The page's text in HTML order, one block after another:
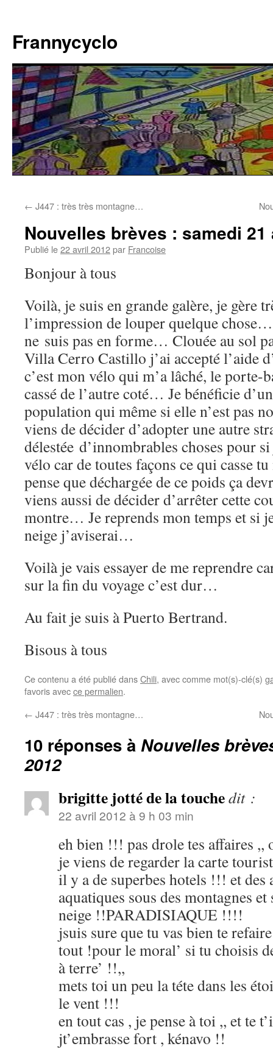
contenu
Frannycyclo
← J447 : très très montagne…
Nouvelles brèves : samedi 21
Publié le22 avril 2012par Francoise
Bonjour à tous
Voilà, je suis en grande galère, je gère
l’impression de louper quelque
ne suis pas en forme… Clouée au sol
Villa Cerro Castillo j’ai accepté l’aide
c’est mon vélo qui m’a lâché, le porte-
cassé de l’autre coté… Je bénéficie
population qui même si elle n’est pas
viens de décider d’adopter une autre
délestée d’innombrables choses pour
vélo car de toutes façons ce qui casse tu
pense que déchargée de ce poids ça
viens aussi de décider d’arrêter cette
montre… Je reprends mon temps et si
neige j’aviserai…
Voilà je vais essayer de me reprendre
sur la fin du voyage c’est dur…
Au fait je suis à Puerto Bertrand.
Bisous à tous
Ce contenu a été publié dansChili, avec comme mot(s)-clé(s)
favoris avecce permalien.
← J447 : très très montagne…
10 réponses à Nouvelles
2012
brigitte jotté de la touchedit :
22 avril 2012 à 9 h 03 min
eh bien !!! pas drole tes affaires
je viens de regarder la carte
il y a de superbes hotels !!! et
aquatiques sous des montagnes
neige !!PARADISIAQUE !!!!
jsuis sure que tu vas bien te
tout !pour le moral’ si tu choisis
à terre’ !!,,
mets toi un peu la téte dans les
le vent !!!
en tout cas , je pense à toi ,, et te
jt’embrasse fort , kénavo !!